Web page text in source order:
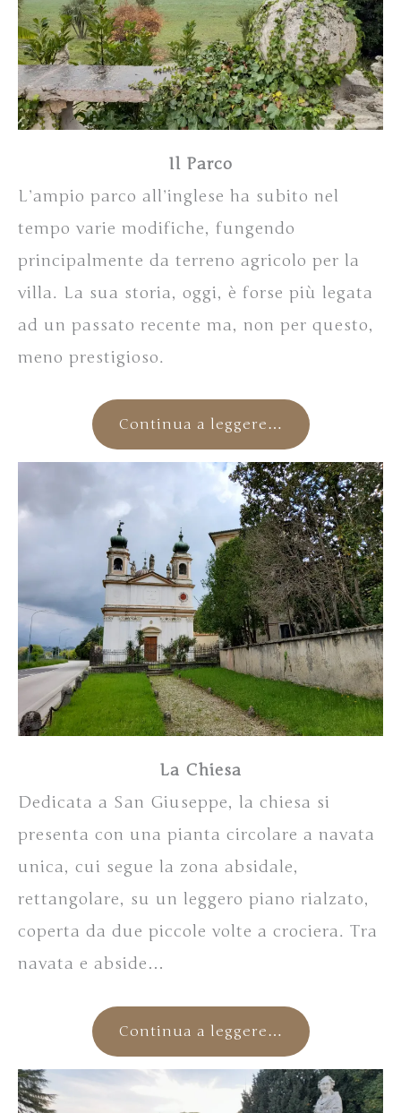
Il Parco
L’ampio parco all’inglese ha subito nel
tempo varie modifiche, fungendo
principalmente da terreno agricolo per la
villa. La sua storia, oggi, è forse più legata
ad un passato recente ma, non per questo,
meno prestigioso.
Continua a leggere…
La Chiesa
Dedicata a San Giuseppe, la chiesa si
presenta con una pianta circolare a navata
unica, cui segue la zona absidale,
rettangolare, su un leggero piano rialzato,
coperta da due piccole volte a crociera. Tra
navata e abside…
Continua a leggere…